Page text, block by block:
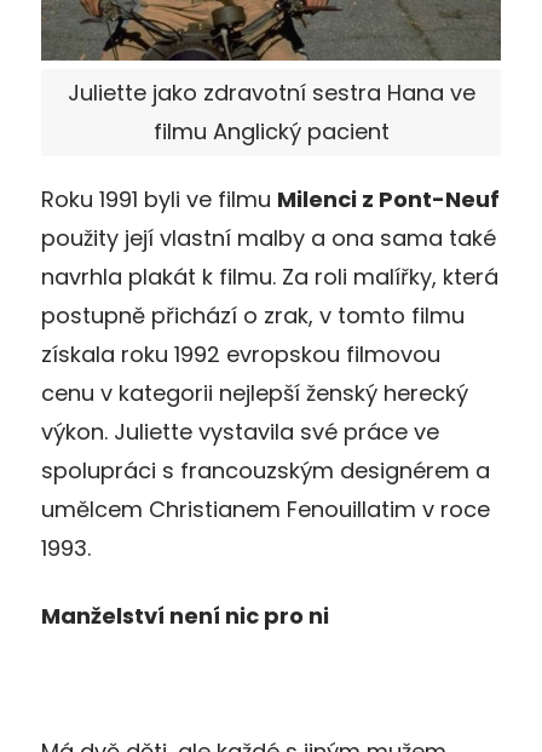
Juliette jako zdravotní sestra Hana ve
filmu Anglický pacient
Roku 1991 byli ve filmu Milenci z Pont-Neuf
použity její vlastní malby a ona sama také
navrhla plakát k filmu. Za roli malířky, která
postupně přichází o zrak, v tomto filmu
získala roku 1992 evropskou filmovou
cenu v kategorii nejlepší ženský herecký
výkon. Juliette vystavila své práce ve
spolupráci s francouzským designérem a
umělcem Christianem Fenouillatim v roce
1993.
Manželství není nic pro ni